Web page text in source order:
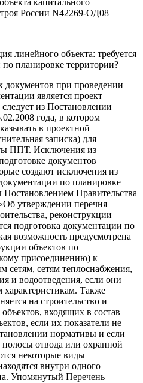
России N42269-ОД08
линейного объекта: требуется
планировке территории?
при проведении
является проект
из Постановлении
года, в котором
в проектной
записка) для
ППТ. Исключения из
документов
создают исключения из
по планировке
Правительства
утверждении перечня
реконструкции
подготовка документации по
возможность предусмотрена
объектов по
присоединению) к
сетям, сетям теплоснабжения,
и водоотведения, если они
характеристикам. Также
на строительство и
входящих в состав
если их показатели не
нормативы и если
отвода или охранной
некоторые виды
внутри одного
Упомянутый Перечень